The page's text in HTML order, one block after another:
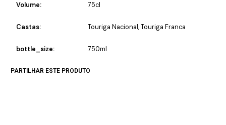
Volume: 75cl
Castas: Touriga Nacional, Touriga Franca
bottle_size: 750ml
PARTILHAR ESTE PRODUTO